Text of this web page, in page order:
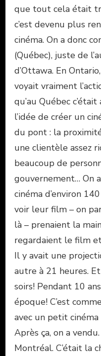
que tout cela était
c’est devenu plus
cinéma. On a donc
(Québec), juste de
d’Ottawa. En
voyait vraiment
qu’au Québec
l’idée de créer un
du pont : la
une clientèle assez
beaucoup de
gouvernement… On
cinéma d’environ
voir leur film – on
là – prenaient la
regardaient le film
Il y avait une
autre à 21 heures.
soirs! Pendant 10
époque! C’est
avec un petit cinéma
Après ça, on a
Montréal. C’était la